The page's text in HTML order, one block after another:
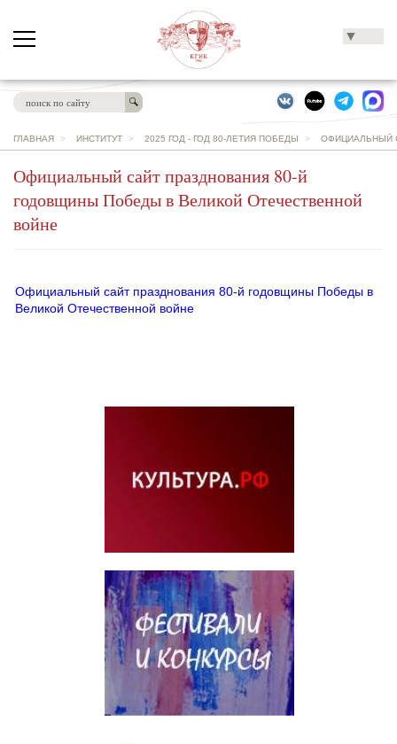
▼
ГЛАВНАЯ > ИНСТИТУТ > 2025 ГОД - ГОД 80-ЛЕТИЯ ПОБЕДЫ > ОФИЦИАЛЬНЫЙ
Официальный сайт празднования 80-й
годовщины Победы в Великой Отечественной
войне
Официальный сайт празднования 80-й годовщины Победы в
Великой Отечественной войне